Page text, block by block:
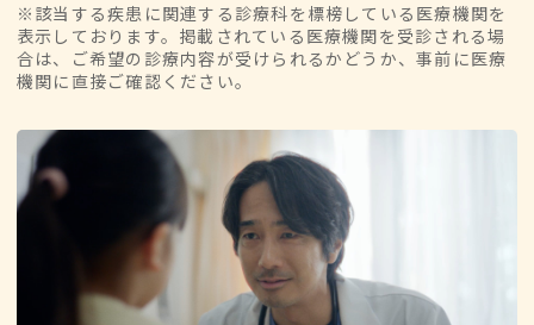
※該当する疾患に関連する診療科を標榜している医療機関を
表示しております。掲載されている医療機関を受診される場
合は、ご希望の診療内容が受けられるかどうか、事前に医療
機関に直接ご確認ください。